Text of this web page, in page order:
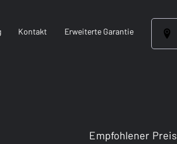
Kontakt Erweiterte Garantie
Empfohlener Preis